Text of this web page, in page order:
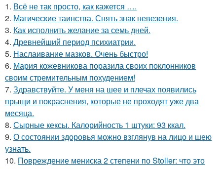
1. Всё не так просто, как кажется ….
2. Магические таинства. Снять знак невезения.
3. Как исполнить желание за семь дней.
4. Древнейший период психиатрии.
5. Наслаивание мазков. Очень быстро!
6. Мария кожевникова поразила своих поклонников
своим стремительным похудением!
7. Здравствуйте. У меня на шее и плечах появились
прыщи и покраснения, которые не проходят уже два
месяца.
8. Сырные кексы. Калорийность 1 штуки: 93 ккал.
9. О состоянии здоровья можно взглянув на лицо и шею
узнать.
10. Повреждение мениска 2 степени по Stoller: что это